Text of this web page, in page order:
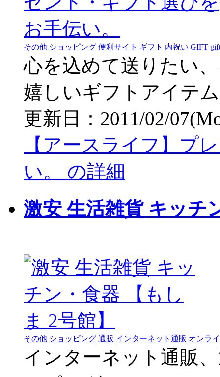
その他 ショッピング 便利サイト ギフト 内祝い GIFT gift
心を込めて送りたい
嬉しいギフトアイテ
更新日：2011/02/
【アースライフ】プ
い。 の詳細
激安 生活雑貨 キッチ
その他 ショッピング 通販 インターネット通販 オンラ
インターネット通販